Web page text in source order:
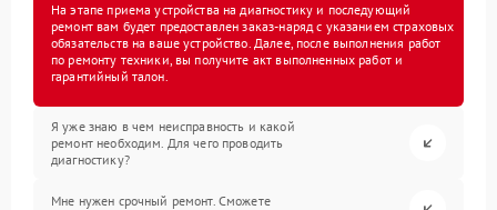
На этапе приема устройства на диагностику и последующий
ремонт вам будет предоставлен заказ-наряд с указанием страховых
обязательств на ваше устройство. Далее, после выполнения работ
по ремонту техники, вы получите акт выполненных работ и
гарантийный талон.
Я уже знаю в чем неисправность и какой
ремонт необходим. Для чего проводить
диагностику?
Мне нужен срочный ремонт. Сможете